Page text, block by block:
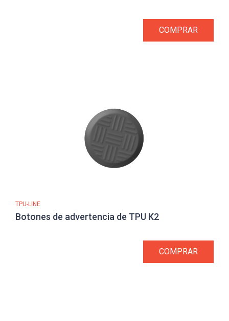
COMPRAR
TPU-LINE
Botones de advertencia de TPU K2
COMPRAR